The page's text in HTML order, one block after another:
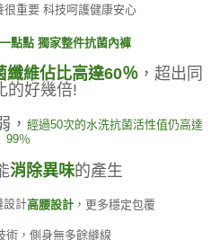
很重要 科技呵護健康安心
點點 獨家整件抗菌內褲
維佔比高達60％ ，超出同
的好幾倍!
， 經過50次的水洗抗菌活性值仍高達
99％
消除異味的產生
設計高腰設計，更多穩定包覆
術，側身無多餘縫線